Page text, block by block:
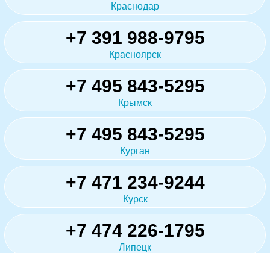
Краснодар
+7 391 988-9795
Красноярск
+7 495 843-5295
Крымск
+7 495 843-5295
Курган
+7 471 234-9244
Курск
+7 474 226-1795
Липецк